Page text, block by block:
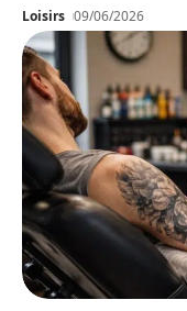
Loisirs 09/06/2026